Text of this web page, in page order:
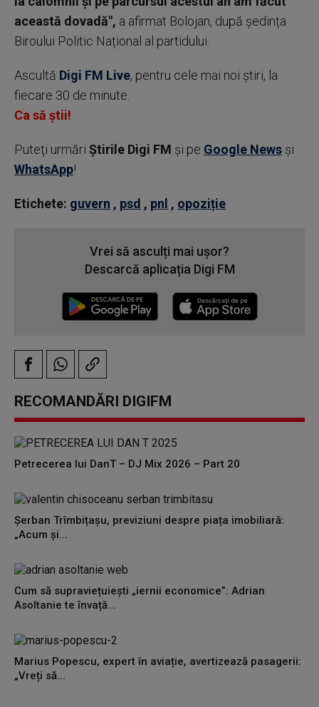
această dovadă", a afirmat Bolojan, după ședința
Biroului Politic Național al partidului.
Ascultă Digi FM Live, pentru cele mai noi știri, la
fiecare 30 de minute.
Ca să știi!
Puteţi urmări Știrile Digi FM şi pe Google News şi
WhatsApp!
Etichete: guvern , psd , pnl , opoziție
Vrei să asculți mai ușor?
Descarcă aplicația Digi FM
RECOMANDĂRI DIGIFM
Petrecerea lui DanT – DJ Mix 2026 – Part 20
Șerban Trîmbițașu, previziuni despre piața imobiliară:
„Acum și...
Cum să supraviețuiești „iernii economice”: Adrian
Asoltanie te învață...
Marius Popescu, expert în aviație, avertizează pasagerii:
„Vreți să...